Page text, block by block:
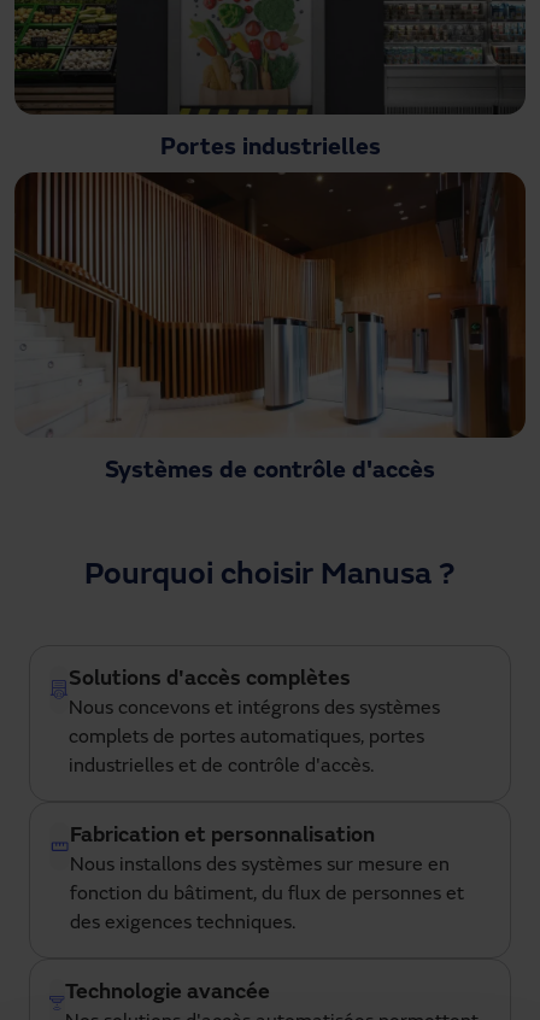
Portes industrielles
Systèmes de contrôle d'accès
Pourquoi choisir Manusa ?
Solutions d'accès complètes
Nous concevons et intégrons des systèmes
complets de portes automatiques, portes
industrielles et de contrôle d'accès.
Fabrication et personnalisation
Nous installons des systèmes sur mesure en
fonction du bâtiment, du flux de personnes et
des exigences techniques.
Technologie avancée